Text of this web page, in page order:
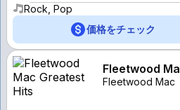
Rock, Pop
価格をチェック
Fleetwood
Fleetwood Mac